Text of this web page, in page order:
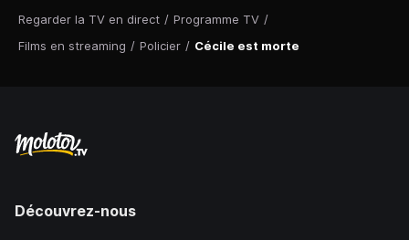
Regarder la TV en direct / Programme TV /
Films en streaming / Policier / Cécile est morte
Découvrez-nous